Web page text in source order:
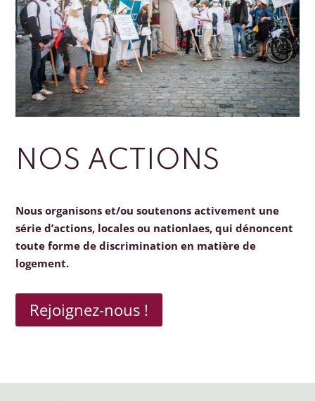
NOS ACTIONS
Nous organisons et/ou soutenons activement une
série d’actions, locales ou nationlaes, qui dénoncent
toute forme de discrimination en matière de
logement.
Rejoignez-nous !